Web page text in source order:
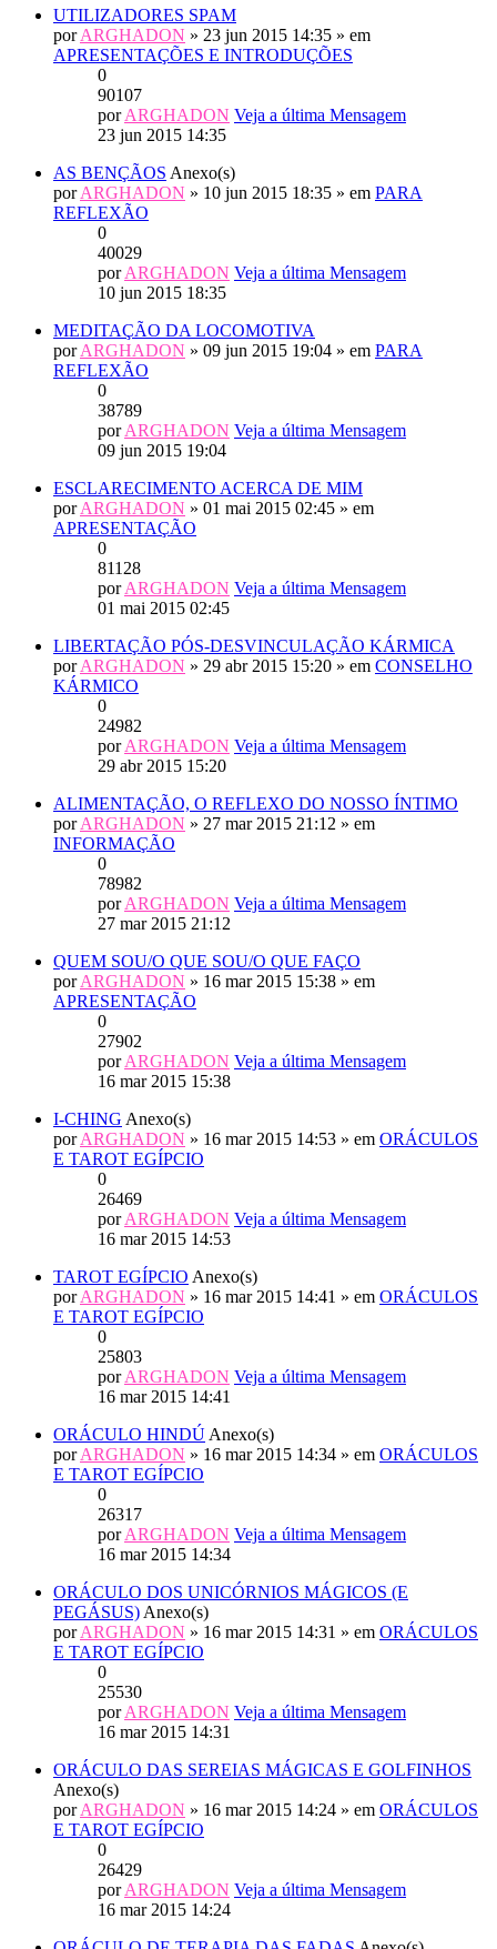
UTILIZADORES SPAM
porARGHADON » 23 jun 2015 14:35 » em
APRESENTAÇÕES E INTRODUÇÕES
0
90107
porARGHADON Veja a última Mensagem
23 jun 2015 14:35
AS BENÇÃOS Anexo(s)
porARGHADON » 10 jun 2015 18:35 » em PARA
REFLEXÃO
0
40029
porARGHADON Veja a última Mensagem
10 jun 2015 18:35
MEDITAÇÃO DA LOCOMOTIVA
porARGHADON » 09 jun 2015 19:04 » em PARA
REFLEXÃO
0
38789
porARGHADON Veja a última Mensagem
09 jun 2015 19:04
ESCLARECIMENTO ACERCA DE MIM
porARGHADON » 01 mai 2015 02:45 » em
APRESENTAÇÃO
0
81128
porARGHADON Veja a última Mensagem
01 mai 2015 02:45
LIBERTAÇÃO PÓS-DESVINCULAÇÃO KÁRMICA
porARGHADON » 29 abr 2015 15:20 » em CONSELHO
KÁRMICO
0
24982
porARGHADON Veja a última Mensagem
29 abr 2015 15:20
ALIMENTAÇÃO, O REFLEXO DO NOSSO ÍNTIMO
porARGHADON » 27 mar 2015 21:12 » em
INFORMAÇÃO
0
78982
porARGHADON Veja a última Mensagem
27 mar 2015 21:12
QUEM SOU/O QUE SOU/O QUE FAÇO
porARGHADON » 16 mar 2015 15:38 » em
APRESENTAÇÃO
0
27902
porARGHADON Veja a última Mensagem
16 mar 2015 15:38
I-CHING Anexo(s)
porARGHADON » 16 mar 2015 14:53 » em ORÁCULOS
E TAROT EGÍPCIO
0
26469
porARGHADON Veja a última Mensagem
16 mar 2015 14:53
TAROT EGÍPCIO Anexo(s)
porARGHADON » 16 mar 2015 14:41 » em ORÁCULOS
E TAROT EGÍPCIO
0
25803
porARGHADON Veja a última Mensagem
16 mar 2015 14:41
ORÁCULO HINDÚ Anexo(s)
porARGHADON » 16 mar 2015 14:34 » em ORÁCULOS
E TAROT EGÍPCIO
0
26317
porARGHADON Veja a última Mensagem
16 mar 2015 14:34
ORÁCULO DOS UNICÓRNIOS MÁGICOS (E
PEGÁSUS) Anexo(s)
porARGHADON » 16 mar 2015 14:31 » em ORÁCULOS
E TAROT EGÍPCIO
0
25530
porARGHADON Veja a última Mensagem
16 mar 2015 14:31
ORÁCULO DAS SEREIAS MÁGICAS E GOLFINHOS
Anexo(s)
porARGHADON » 16 mar 2015 14:24 » em ORÁCULOS
E TAROT EGÍPCIO
0
26429
porARGHADON Veja a última Mensagem
16 mar 2015 14:24